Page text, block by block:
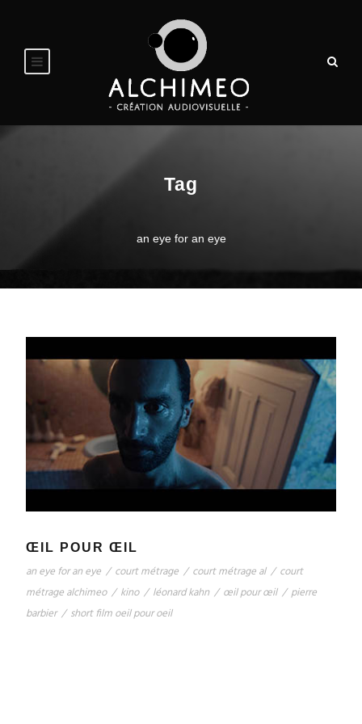
Tag
an eye for an eye
ŒIL POUR ŒIL
an eye for an eye / court métrage / court métrage al / court
métrage alchimeo / kino / léonard kahn / œil pour œil / pierre
barbier / short film oeil pour oeil